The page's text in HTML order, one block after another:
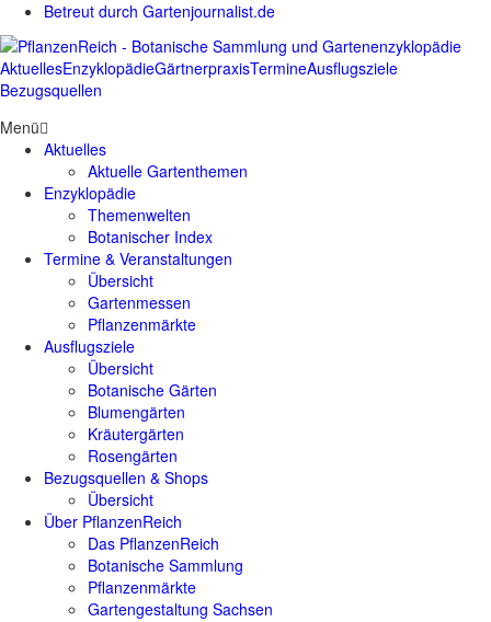
Betreut durch Gartenjournalist.de
AktuellesEnzyklopädieGärtnerpraxisTermineAusflugsziele
Bezugsquellen
Menü
Aktuelles
Aktuelle Gartenthemen
Enzyklopädie
Themenwelten
Botanischer Index
Termine & Veranstaltungen
Übersicht
Gartenmessen
Pflanzenmärkte
Ausflugsziele
Übersicht
Botanische Gärten
Blumengärten
Kräutergärten
Rosengärten
Bezugsquellen & Shops
Übersicht
Über PflanzenReich
Das PflanzenReich
Botanische Sammlung
Pflanzenmärkte
Gartengestaltung Sachsen